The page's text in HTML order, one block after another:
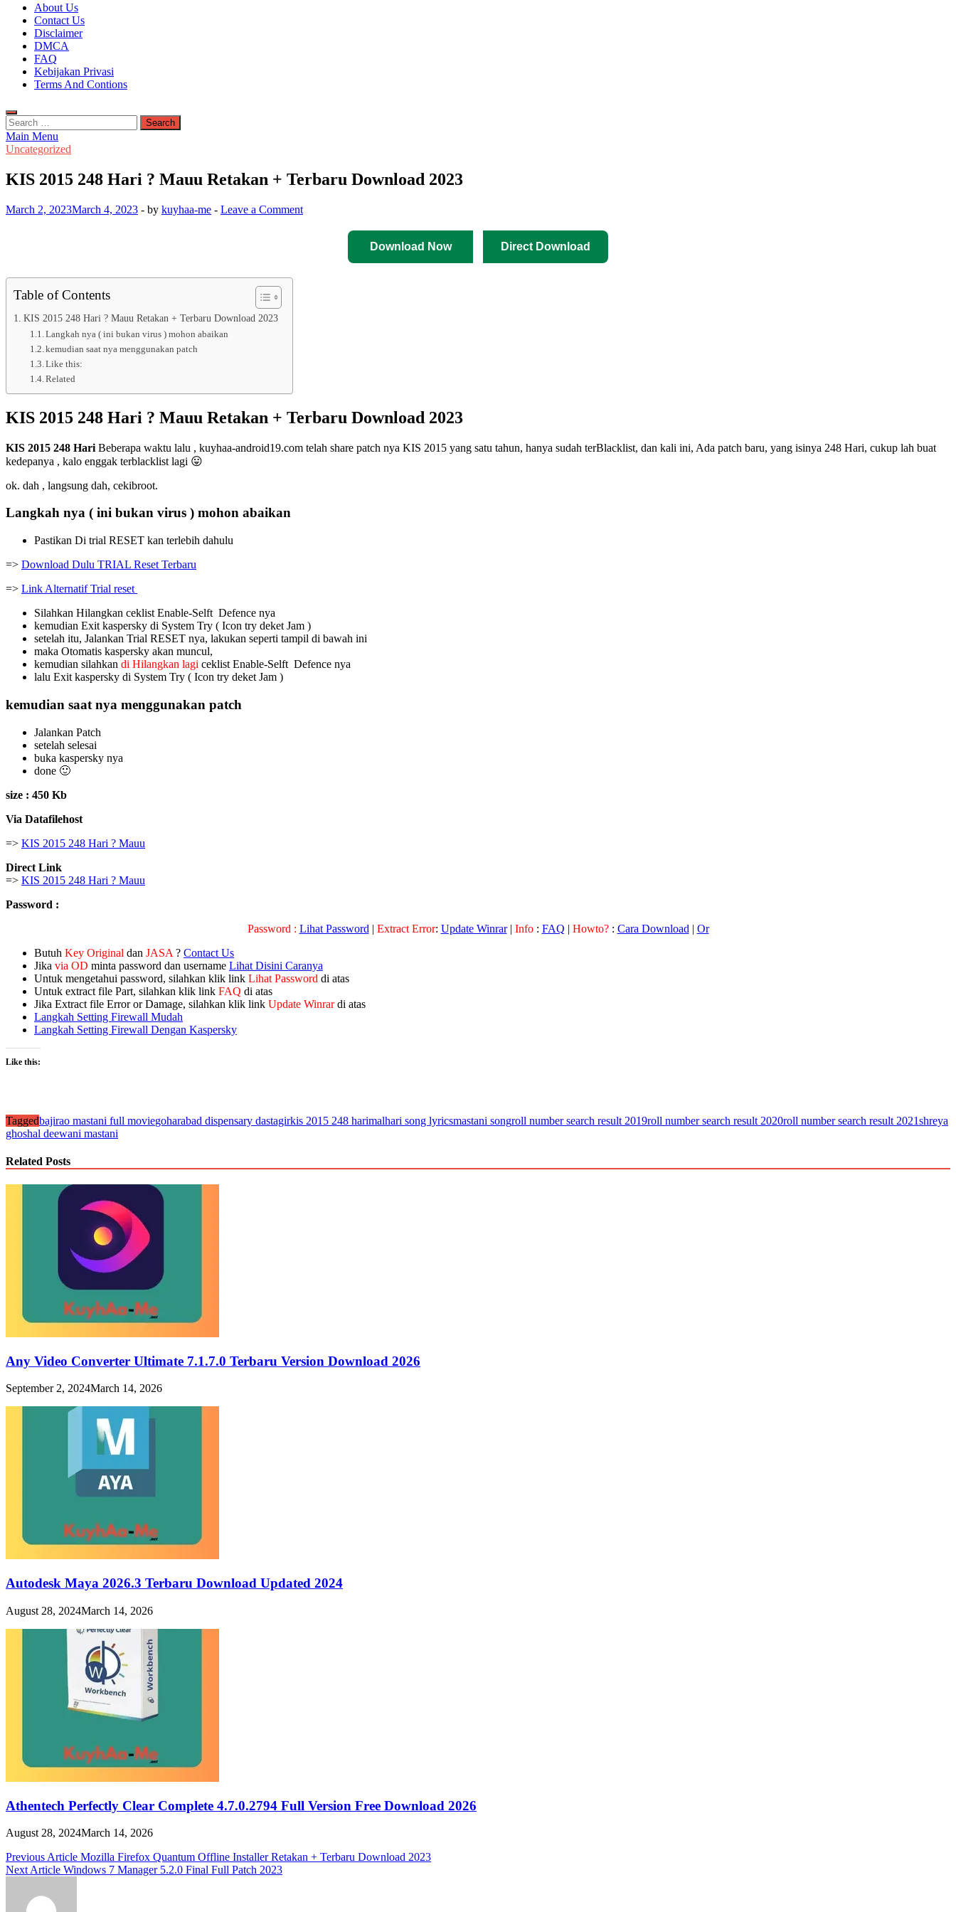
Kuyhaa Me
Download Game Repack & Software Full Gratis
About Us
Contact Us
Disclaimer
DMCA
FAQ
Kebijakan Privasi
Terms And Contions
Search
for:
Main Menu
Uncategorized
KIS 2015 248 Hari ? Mauu Retakan + Terbaru Download 2023
March 2, 2023March 4, 2023 - by kuyhaa-me - Leave a Comment
Download Now Direct Download
Table of Contents
KIS 2015 248 Hari ? Mauu Retakan + Terbaru Download 2023
Langkah nya ( ini bukan virus ) mohon abaikan
kemudian saat nya menggunakan patch
Like this:
Related
KIS 2015 248 Hari ? Mauu Retakan + Terbaru Download 2023
KIS 2015 248 Hari Beberapa waktu lalu , kuyhaa-android19.com telah share patch nya KIS 2015 yang satu tahun, hanya sudah terBlacklist, dan kali ini, Ada patch baru, yang isinya 248 Hari, cukup lah buat
kedepanya , kalo enggak terblacklist lagi 😛
ok. dah , langsung dah, cekibroot.
Langkah nya ( ini bukan virus ) mohon abaikan
Pastikan Di trial RESET kan terlebih dahulu
=> Download Dulu TRIAL Reset Terbaru
=> Link Alternatif Trial reset
Silahkan Hilangkan ceklist Enable-Selft Defence nya
kemudian Exit kaspersky di System Try ( Icon try deket Jam )
setelah itu, Jalankan Trial RESET nya, lakukan seperti tampil di bawah ini
maka Otomatis kaspersky akan muncul,
kemudian silahkan di Hilangkan lagi ceklist Enable-Selft Defence nya
lalu Exit kaspersky di System Try ( Icon try deket Jam )
kemudian saat nya menggunakan patch
Jalankan Patch
setelah selesai
buka kaspersky nya
done 🙂
size : 450 Kb
Via Datafilehost
=> KIS 2015 248 Hari ? Mauu
Direct Link
=> KIS 2015 248 Hari ? Mauu
Password :
Password : Lihat Password | Extract Error: Update Winrar| Info : FAQ | Howto? : Cara Download | Or
Butuh Key Original dan JASA ? Contact Us
Jika via OD minta password dan username Lihat Disini Caranya
Untuk mengetahui password, silahkan klik link Lihat Password di atas
Untuk extract file Part, silahkan klik link FAQ di atas
Jika Extract file Error or Damage, silahkan klik link Update Winrardi atas
Langkah Setting Firewall Mudah
Langkah Setting Firewall Dengan Kaspersky
Like this:
Taggedbajirao mastani full moviegoharabad dispensary dastagirkis 2015 248 harimalhari song lyricsmastani songroll number search result 2019roll number search result 2020roll number search result 2021shreya
ghoshal deewani mastani
Related Posts
Any Video Converter Ultimate 7.1.7.0 Terbaru Version Download 2026
September 2, 2024March 14, 2026
Autodesk Maya 2026.3 Terbaru Download Updated 2024
August 28, 2024March 14, 2026
Athentech Perfectly Clear Complete 4.7.0.2794 Full Version Free Download 2026
August 28, 2024March 14, 2026
Post
navigation
Previous Article Mozilla Firefox Quantum Offline Installer Retakan + Terbaru Download 2023
Next Article Windows 7 Manager 5.2.0 Final Full Patch 2023